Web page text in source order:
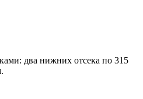
два нижних отсека по 315